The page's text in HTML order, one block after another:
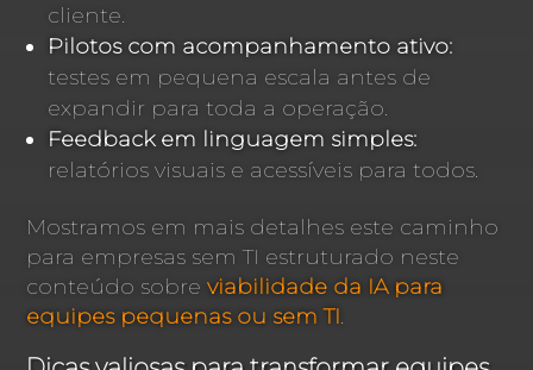
cliente.
Pilotos com acompanhamento ativo:
testes em pequena escala antes de
expandir para toda a operação.
Feedback em linguagem simples:
relatórios visuais e acessíveis para todos.
Mostramos em mais detalhes este caminho
para empresas sem TI estruturado neste
conteúdo sobreviabilidade da IA para
equipes pequenas ou sem TI.